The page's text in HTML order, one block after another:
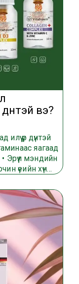
вэ?
үр дүнтэй
яагаад
Эрүүл мэндийн
үеийн хүн…